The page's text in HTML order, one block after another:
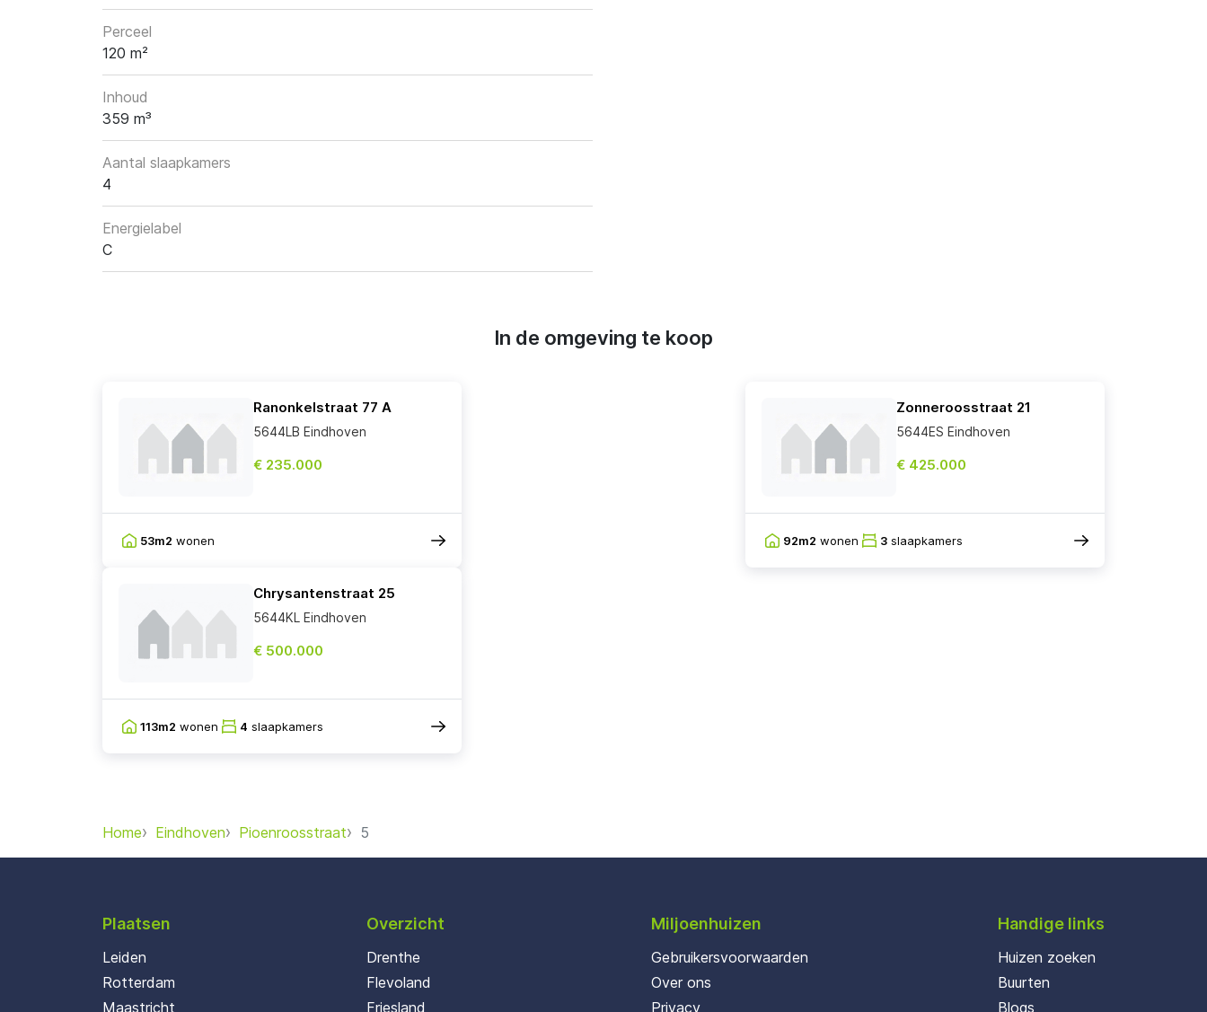
Perceel
120 m²
Inhoud
359 m³
Aantal slaapkamers
4
Energielabel
C
In de omgeving te koop
Ranonkelstraat 77 A
5644LB Eindhoven
€ 235.000
53m2 wonen
Zonneroosstraat 21
5644ES Eindhoven
€ 425.000
92m2 wonen 3 slaapkamers
Chrysantenstraat 25
5644KL Eindhoven
€ 500.000
113m2 wonen 4 slaapkamers
Home Eindhoven Pioenroosstraat 5
Plaatsen
Leiden
Rotterdam
Maastricht
Overzicht
Drenthe
Flevoland
Friesland
Miljoenhuizen
Gebruikersvoorwaarden
Over ons
Privacy
Handige links
Huizen zoeken
Buurten
Blogs